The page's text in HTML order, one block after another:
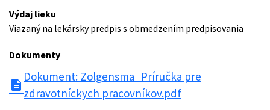
Výdaj lieku
Viazaný na lekársky predpis s obmedzením predpisovania
Dokumenty
description
Dokument: Zolgensma_Príručka pre
zdravotníckych pracovníkov.pdf